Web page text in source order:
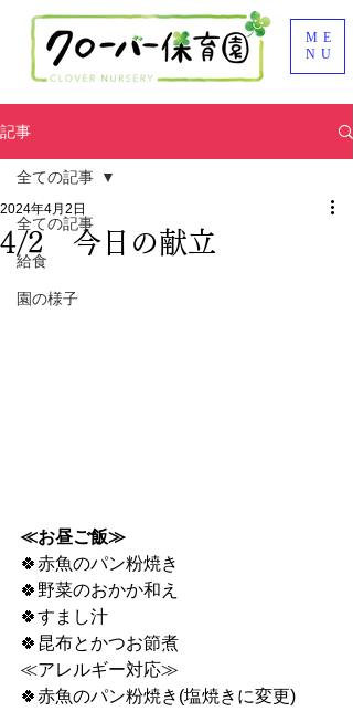
ME
NU
記事
全ての記事
給食
園の様子
全ての記事
4/2 今日の献立
2024年4月2日
≪お昼ご飯≫
🍀赤魚のパン粉焼き
🍀野菜のおかか和え
🍀すまし汁
🍀昆布とかつお節煮
≪アレルギー対応≫
🍀赤魚のパン粉焼き(塩焼きに変更)